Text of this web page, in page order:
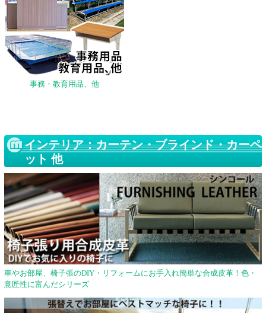
事務・教育用品、他
インテリア：カーテン・ブラインド・カーペ
ット 他
車やお部屋、椅子張のDIY・リフォームにお手入れ簡単な合成皮革！色・
意匠性に富んだシリーズ